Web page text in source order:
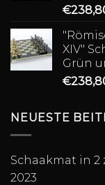
€
XIV"
Grün
€
NEUESTE
Schaakmat in 2
2023